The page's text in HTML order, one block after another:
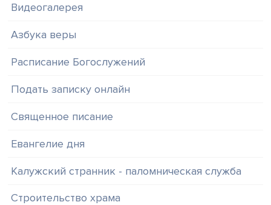
Видеогалерея
Азбука веры
Расписание Богослужений
Подать записку онлайн
Священное писание
Евангелие дня
Калужский странник - паломническая служба
Строительство храма